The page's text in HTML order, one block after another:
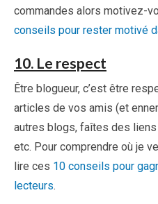
commandes alors motivez-
conseils pour rester motivé
10. Le respect
Être blogueur, c’est être
articles de vos amis (et
autres blogs, faîtes des
etc. Pour comprendre où je
lire ces 10 conseils pour
lecteurs.